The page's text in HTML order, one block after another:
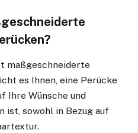
maßgeschneiderte
es Ihnen, eine Perücke
Ihre Wünsche und
ist, sowohl in Bezug auf